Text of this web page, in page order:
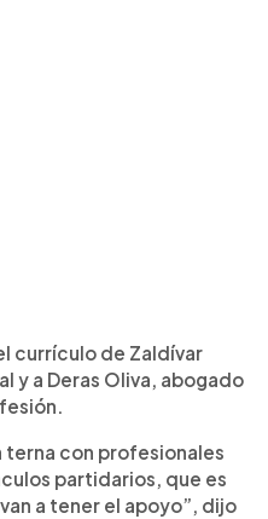
currículo de Zaldívar
y a Deras Oliva, abogado
terna con profesionales
partidarios, que es
a tener el apoyo”, dijo